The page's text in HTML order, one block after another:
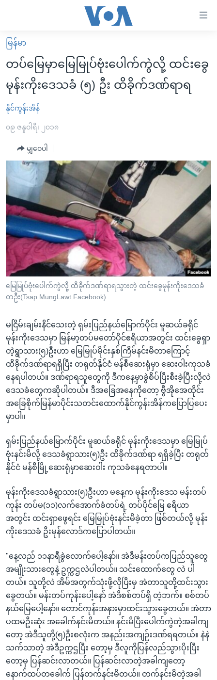
လွယ်ကူ
စေ
သည့်
Link
များ
ပင်မ
ကြည့်
ရန်
ပင်မ
အ
ညွန်း
စာမျက်နှာ
ကျော်
ကြည့်
ရန်
ရန်
နေရာ
သို့
ကျော်
ရန်
မူလစာမျက်နှာ
မြန်မာ
ကမ္ဘာ့သတင်းများ
နိုင်ငံတကာ
အမေရိကန်
အစ္စရေး-ပါလက်စတိုင်း
ဗွီဒီယို
သတင်းလွတ်လပ်ခွင့်
အင်္ဂလိပ်စာလေ့လာမယ်
အမေရိကန်သုံးအီဒီယံ
မကြေးမုံရဲ့ အင်္ဂလိပ်စာ
ရုပ်ရှင်ထဲက အင်္ဂလိပ်စာ
သုတပဒေသာ အင်္ဂလိပ်စာ
အပတ်စဉ်ကဏ္ဍများ
ရေဒီယို
တီဗွီ
ရေဒီယိုနှင့်ရုပ်သံ အချက်အလက်များ
ရေဒီယို/တီဗွီအစီအစဉ်
Learning English
ဗွီအိုအေ လူမှုကွန်ယက်များ
မြန်မာ
တပ်မြေမှာမြေမြုပ်ဗုံးပေါက်ကွဲလို့ ထင်းခွေ
မုန်းကိုးဒေသခံ (၅) ဦး ထိခိုက်ဒဏ်ရာရ
နိုင်ကွန်းအိန်
၀၉ ဇန္နဝါရီ၊ ၂၀၁၈
မျှဝေပါ
မြေမြုပ်ဗုံးပေါက်ကွဲလို့ ထိခိုက်ဒဏ်ရာရသွားတဲ့ ထင်းခွေမုန်းကိုးဒေသခံ
တဦး(Tsap MungLawt Facebook)
မငြိမ်းချမ်းနိင်သေးတဲ့ ရှမ်းပြည်နယ်မြောက်ပိုင်း မူဆယ်ခရိုင်
မုန်းကိုးဒေသမှာ မြန်မာ့တပ်မတော်ပိုင်ဧရိယာအတွင်း ထင်းခွေရှာ
တဲ့ရွာသား(၅)ဦးဟာ မြေမြုပ်မိုင်းနှစ်ကြိမ်နင်းမိတာကြောင့်
ထိခိုက်ဒဏ်ရာရရှိပြီး တရုတ်နိုင်ငံ မန်စီဆေးရုံမှာ ဆေးဝါးကုသခံ
နေရပါတယ်။ ဒဏ်ရာရသူတွေကို ဒီကနေ့မှာခွဲစိပ်ပြီးစီးခဲ့ပြီးလို့လဲ
ဒေသခံတွေကဆိုပါတယ်။ ဒီအခြေအနေကိုတော့ ဗွီအိုအေထိုင်း
အခြေစိုက်မြန်မာပိုင်းသတင်းထောက်နိုင်ကွန်းအိန်ကပြောပြပေး
မှာပါ။
ရှမ်းပြည်နယ်မြောက်ပိုင်း မူဆယ်ခရိုင် မုန်းကိုးဒေသမှာ မြေမြုပ်
ဗုံးနင်းမိလို့ ဒေသခံရွာသား(၅)ဦး ထိခိုက်ဒဏ်ရာ ရရှိခဲ့ပြီး တရုတ်
နိုင်ငံ မန်စီမြို့ဆေးရုံမှာဆေးဝါး ကုသခံနေရတာပါ။
မုန်းကိုးဒေသခံရွာသား(၅)ဦးဟာ မနေ့က မုန်းကိုးဒေသ မန်းတပ်
ကုန်း တပ်မ(၁၁)လက်အောက်ခံတပ်ရဲ့ တပ်ပိုင်မြေ ဧရိယာ
အတွင်း ထင်းရှာဖွေရင်း မြေမြုပ်ဗုံးနင်းမိခဲ့တာ ဖြစ်တယ်လို့ မုန်း
ကိုးဒေသခံ ဦးမုန်လောဒ်ကပြောပါတယ်။
"နေ့လည် ၁၁နာရီခွဲလောက်ပေါ့နော်။ အဲဒီမန်းတပ်ကပြည်သူတွေ
အမျိုးသားတွေနဲ့ ဥက္ကဌလဲပါတယ်။ သင်းထောက်တွေ လဲ ပါ
တယ်။ သူတို့လဲ အိမ်အတွက်သုံးဖို့လိုပြီးမှ အဲတာသူတို့ထင်းသွား
ခွေတယ်။ မန်းတပ်ကုန်းပေါ့နော် အဲဒီစစ်တပ်ရှိ တဲ့ဘက်။ စစ်တပ်
နယ်မြေပေါ့နော်။ တောင်ကုန်းအနားမှာထင်းသွားခွေတယ်။ အဲတာ
ပထမဦးဆုံး အခေါက်နင်းမိတယ်။ နင်းမိပြီးပေါက်ကွဲတဲ့အခါကျ
တော့ အဲဒီသူတို့(၅)ဦးစလုံးက အနည်းအကျဉ်းဒဏ်ရရတယ်။ နဲနဲ
သက်သာတဲ့ အဲဒီဥက္ကဌပြီး တော့မှ ဒီလူကိုပြန်လည်သွားပိုးပြီး
တော့မှ ပြန်ဆင်းလာတယ်။ ပြန်ဆင်းလာတဲ့အခါကျတော့
နောက်ထပ်တခေါက် ပြန်တက်နင်းမိတယ်။ တက်နင်းမိတဲ့အခါ